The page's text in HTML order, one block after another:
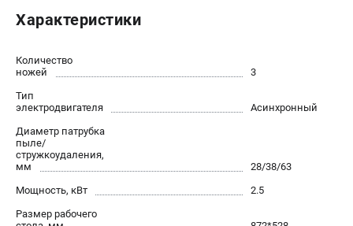
Характеристики токарных станков
Токарные "ДОПЫ"
Все о влажности древесины
ТЕЛЕФОН (САНКТ-ПЕТЕРБУРГ)
Информация размещённая на сайте не является публичной
Характеристики
Количество
ножей
3
Тип
электродвигателя
Асинхронный
Диаметр патрубка
пыле/
стружкоудаления,
мм
28/38/63
Мощность, кВт
2.5
Размер рабочего